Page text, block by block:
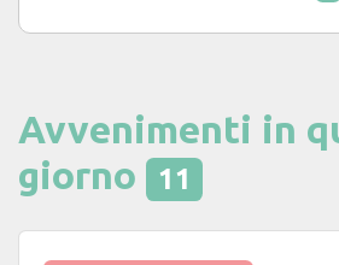
Avvenimenti in
giorno
11